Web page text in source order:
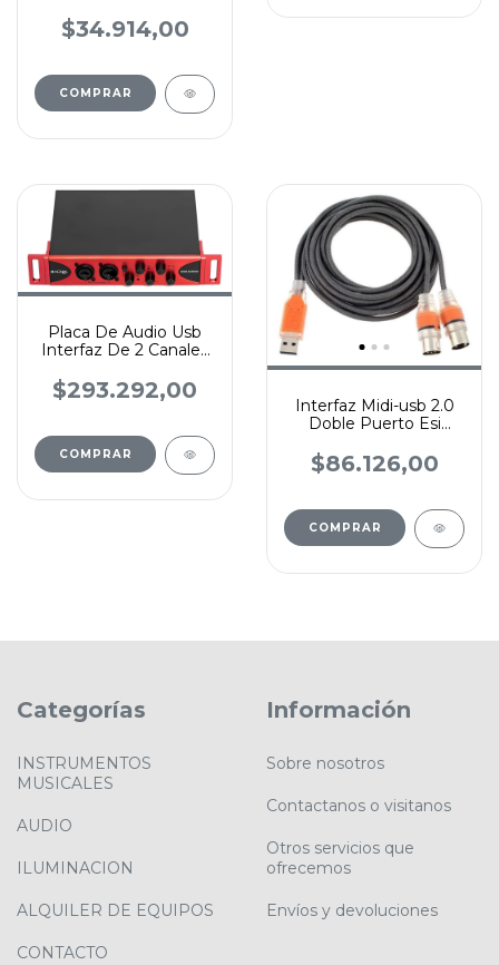
$34.914,00
Placa De Audio Usb
Interfaz De 2 Canales
$293.292,00
COMPRAR
Interfaz Midi-usb 2.0
Doble Puerto Esi
$86.126,00
COMPRAR
Categorías
INSTRUMENTOS
MUSICALES
AUDIO
ILUMINACION
ALQUILER DE EQUIPOS
CONTACTO
Información
Sobre nosotros
Contactanos o visitanos
Otros servicios que
ofrecemos
Envíos y devoluciones